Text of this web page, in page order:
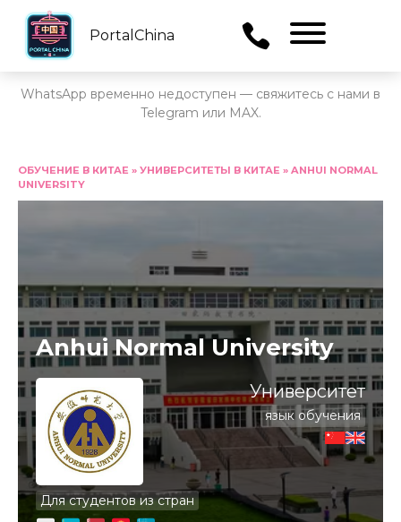
PortalChina
WhatsApp временно недоступен — свяжитесь с нами в
Telegram или MAX.
содержанию
ОБУЧЕНИЕ В КИТАЕ » УНИВЕРСИТЕТЫ В КИТАЕ » ANHUI NORMAL
UNIVERSITY
Anhui Normal University
Для студентов из стран
Университет
язык обучения